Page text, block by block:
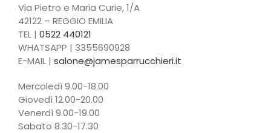
Via Pietro e Maria Curie, 1/A
42122 – REGGIO EMILIA
TEL | 0522 440121
WHATSAPP | 3355690928
E-MAIL | salone@jamesparrucchieri.it
Mercoledì 9.00-18.00
Giovedì 12.00-20.00
Venerdì 9.00-19.00
Sabato 8.30-17.30